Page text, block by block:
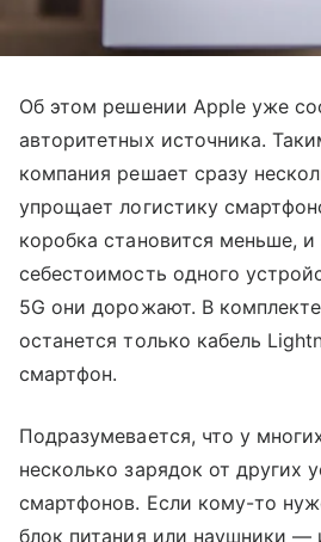
Об этом решении Apple уже
авторитетных источника.
компания решает сразу
упрощает логистику
коробка становится меньше,
себестоимость одного
5G они дорожают. В
останется только кабель
смартфон.
Подразумевается, что у
несколько зарядок от других
смартфонов. Если кому-то
блок питания или наушники —